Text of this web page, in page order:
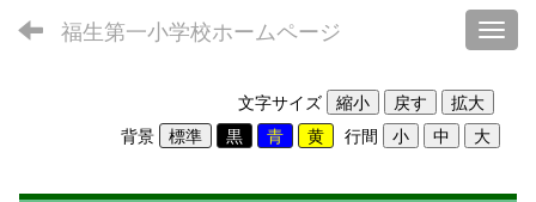
福生第一小学校ホームページ
文字サイズ
背景
行間